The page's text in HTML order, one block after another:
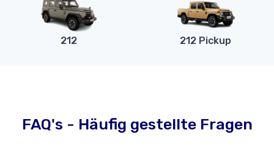
212 212 Pickup
FAQ's - Häufig gestellte Fragen